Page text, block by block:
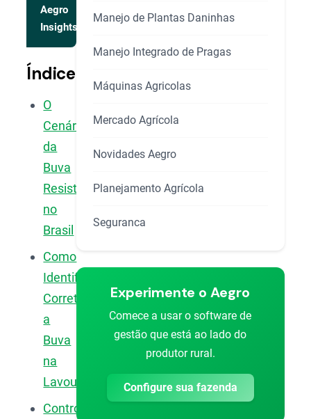
Aegro
Insights
Índice
O
Cenário
da
Buva
Resistente
no
Brasil
Como
Identificar
Corretamente
a
Buva
na
Lavoura
Controle
Manejo de Plantas Daninhas
Manejo Integrado de Pragas
Máquinas Agricolas
Mercado Agrícola
Novidades Aegro
Planejamento Agrícola
Seguranca
Experimente o Aegro
Comece a usar o software de
gestão que está ao lado do
produtor rural.
Configure sua fazenda